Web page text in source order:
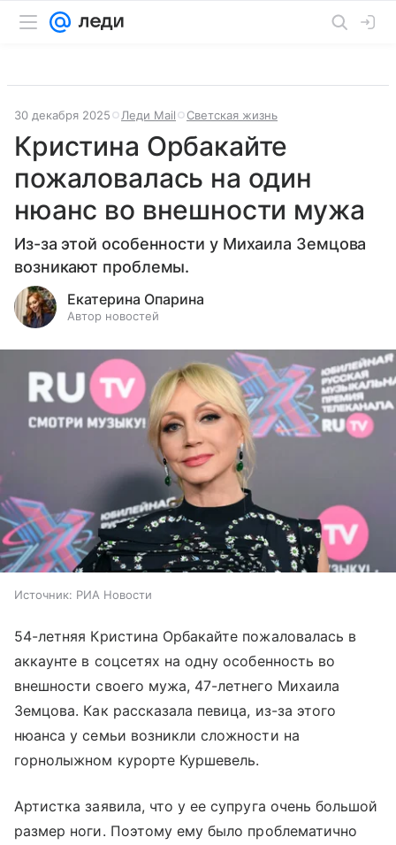
30 декабря 2025 Леди Mail Светская жизнь
Кристина Орбакайте
пожаловалась на один
нюанс во внешности мужа
Из-за этой особенности у Михаила Земцова
возникают проблемы.
Екатерина Опарина
Автор новостей
Источник: РИА Новости
54-летняя Кристина Орбакайте пожаловалась в
аккаунте в соцсетях на одну особенность во
внешности своего мужа, 47-летнего Михаила
Земцова. Как рассказала певица, из-за этого
нюанса у семьи возникли сложности на
горнолыжном курорте Куршевель.
Артистка заявила, что у ее супруга очень большой
размер ноги. Поэтому ему было проблематично